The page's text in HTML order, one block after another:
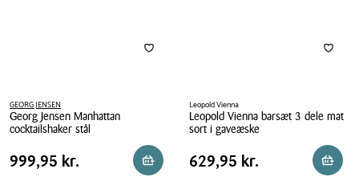
GEORG JENSEN
Georg Jensen Manhattan
cocktailshaker stål
Georg
Jensen
Pris
Pris 999,95 kr.
999,95 kr. Reservér i butik
Leopold Vienna
Leopold Vienna barsæt 3 dele mat
sort i gaveæske
Leopold
Vienna
Pris
Pris 629,95 kr.
629,95 kr.